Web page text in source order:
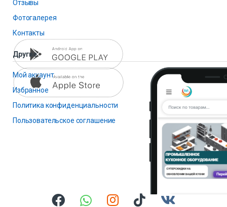
Отзывы
Фотогалерея
Контакты
Другие
Мой аккаунт
Избранное
Политика конфиденциальности
Пользовательское соглашение